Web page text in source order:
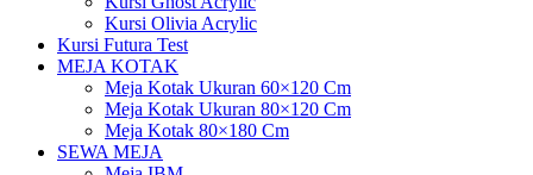
Kursi Olivia Acrylic
Kursi Futura Test
MEJA KOTAK
Meja Kotak Ukuran 60×120 Cm
Meja Kotak Ukuran 80×120 Cm
Meja Kotak 80×180 Cm
SEWA MEJA